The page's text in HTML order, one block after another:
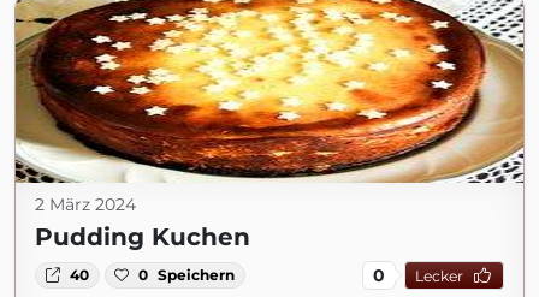
2 März 2024
Pudding Kuchen
40 0 Speichern 0 Lecker